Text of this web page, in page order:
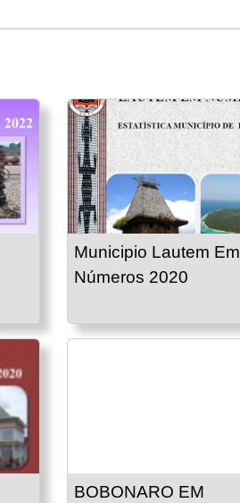
Municipio Lautem Em
Números 2020
BOBONARO EM